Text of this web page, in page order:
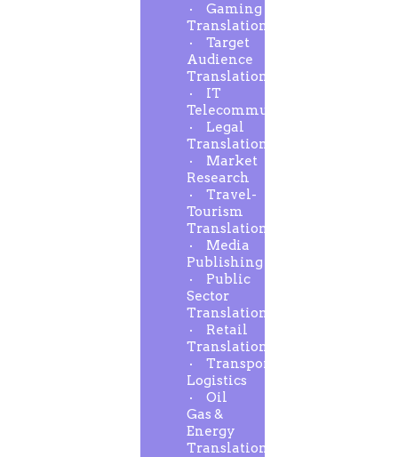
Gaming
Translation
Target
Audience
Translation
IT
Telecommunication
Legal
Translation
Market
Research
Travel-
Tourism
Translation
Media
Publishing
Public
Sector
Translation
Retail
Translation
Transport-
Logistics
Oil
Gas &
Energy
Translation